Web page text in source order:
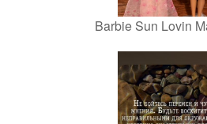
Barbie Sun Lovin